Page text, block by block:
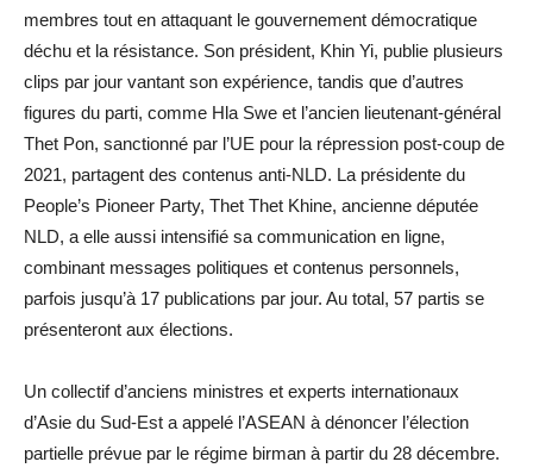
membres tout en attaquant le gouvernement démocratique
déchu et la résistance. Son président, Khin Yi, publie plusieurs
clips par jour vantant son expérience, tandis que d’autres
figures du parti, comme Hla Swe et l’ancien lieutenant-général
Thet Pon, sanctionné par l’UE pour la répression post-coup de
2021, partagent des contenus anti-NLD. La présidente du
People’s Pioneer Party, Thet Thet Khine, ancienne députée
NLD, a elle aussi intensifié sa communication en ligne,
combinant messages politiques et contenus personnels,
parfois jusqu’à 17 publications par jour. Au total, 57 partis se
présenteront aux élections.
Un collectif d’anciens ministres et experts internationaux
d’Asie du Sud-Est a appelé l’ASEAN à dénoncer l’élection
partielle prévue par le régime birman à partir du 28 décembre.